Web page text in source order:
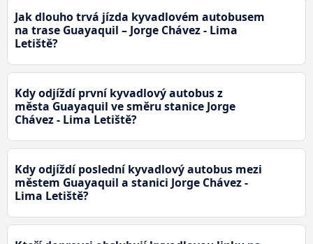
Jak dlouho trvá jízda kyvadlovém autobusem
na trase Guayaquil – Jorge Chávez - Lima
Letiště?
Kdy odjíždí první kyvadlový autobus z
města Guayaquil ve směru stanice Jorge
Chávez - Lima Letiště?
Kdy odjíždí poslední kyvadlový autobus mezi
městem Guayaquil a stanici Jorge Chávez -
Lima Letiště?